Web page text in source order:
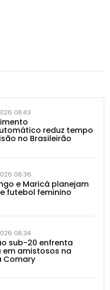
08:43
reduz tempo
no Brasileirão
08:36
e Maricá planejam
futebol feminino
08:34
sub-20 enfrenta
em amistosos na
Comary